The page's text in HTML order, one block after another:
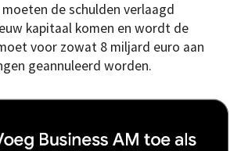
de schulden verlaagd
kapitaal komen en wordt de
voor zowat 8 miljard euro aan
geannuleerd worden.